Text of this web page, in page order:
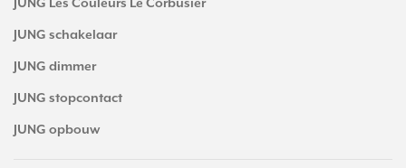
JUNG Les Couleurs Le Corbusier
JUNG schakelaar
JUNG dimmer
JUNG stopcontact
JUNG opbouw